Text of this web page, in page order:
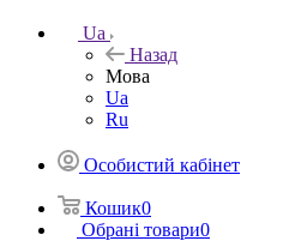
Ua
Назад
Мова
Ua
Ru
Особистий кабінет
Кошик0
Обрані товари0